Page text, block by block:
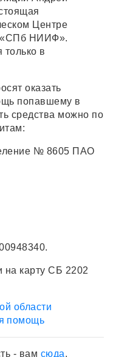
Центре
«СПб НИИФ».
только в
оказать
попавшему в
средства можно по
№ 8605 ПАО
на карту СБ 2202
области
помощь
- вам сюда.